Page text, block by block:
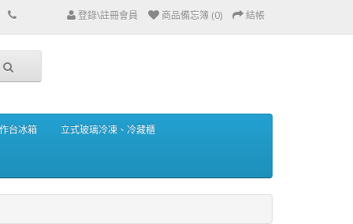
登錄\註冊會員 商品備忘簿 (0) 結帳
台冰箱 立式玻璃冷凍、冷藏櫃